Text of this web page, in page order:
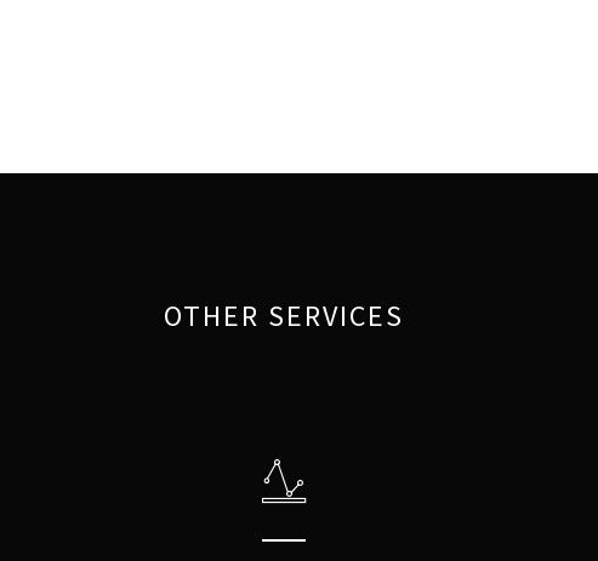
OTHER SERVICES